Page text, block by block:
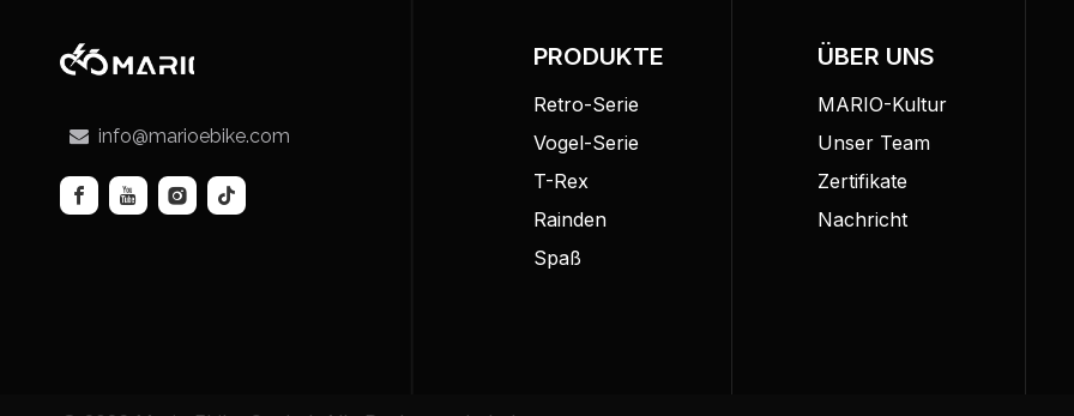
 info@marioebike.com
PRODUKTE
Retro-Serie
Vogel-Serie
T-Rex
Rainden
Spaß
ÜBER UNS
MARIO-Kultur
Unser Team
Zertifikate
Nachricht